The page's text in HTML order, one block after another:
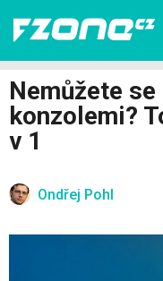
VIDEA
SERIÁLY
CHYTRÁ MĚSTA
ŽIVOT
HRY A ZÁBAVA
Facebook
Nemůžete
konzolemi?
v 1
Ondřej Pohl